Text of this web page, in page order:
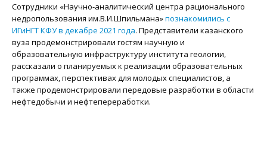
Сотрудники «Научно-аналитический центра рационального
недропользования им.В.И.Шпильмана»познакомились с
ИГиНГТ КФУ в декабре 2021 года. Представители казанского
вуза продемонстрировали гостям научную и
образовательную инфраструктуру института геологии,
рассказали о планируемых к реализации образовательных
программах, перспективах для молодых специалистов, а
также продемонстрировали передовые разработки в области
нефтедобычи и нефтепереработки.